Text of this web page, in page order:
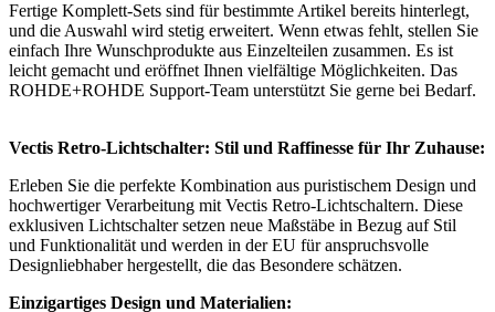
Fertige Komplett-Sets sind für bestimmte Artikel bereits hinterlegt,
und die Auswahl wird stetig erweitert. Wenn etwas fehlt, stellen Sie
einfach Ihre Wunschprodukte aus Einzelteilen zusammen. Es ist
leicht gemacht und eröffnet Ihnen vielfältige Möglichkeiten. Das
ROHDE+ROHDE Support-Team unterstützt Sie gerne bei Bedarf.
Vectis Retro-Lichtschalter: Stil und Raffinesse für Ihr Zuhause:
Erleben Sie die perfekte Kombination aus puristischem Design und
hochwertiger Verarbeitung mit Vectis Retro-Lichtschaltern. Diese
exklusiven Lichtschalter setzen neue Maßstäbe in Bezug auf Stil
und Funktionalität und werden in der EU für anspruchsvolle
Designliebhaber hergestellt, die das Besondere schätzen.
Einzigartiges Design und Materialien: